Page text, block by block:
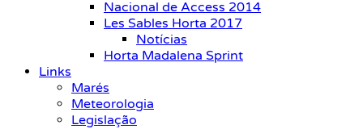
Nacional de Access 2014
Les Sables Horta 2017
Notícias
Horta Madalena Sprint
Links
Marés
Meteorologia
Legislação